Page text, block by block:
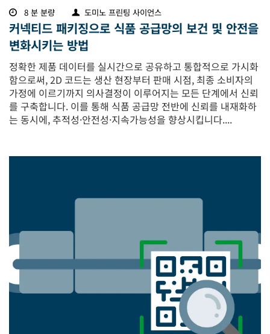
8 분 분량 도미노 프린팅 사이언스
커넥티드 패키징으로 식품 공급망의 보건 및 안전을
변화시키는 방법
정확한 제품 데이터를 실시간으로 공유하고 통합적으로 가시화
함으로써, 2D 코드는 생산 현장부터 판매 시점, 최종 소비자의
가정에 이르기까지 의사결정이 이루어지는 모든 단계에서 신뢰
를 구축합니다. 이를 통해 식품 공급망 전반에 신뢰를 내재화하
는 동시에, 추적성·안전성·지속가능성을 향상시킵니다....